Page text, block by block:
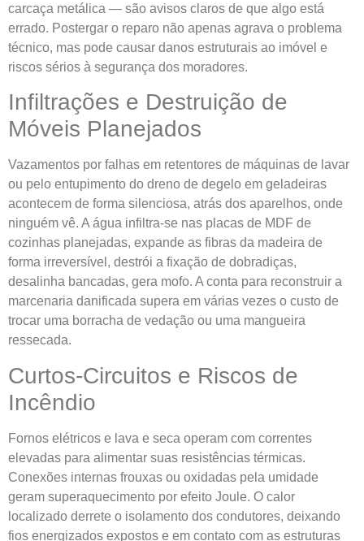
carcaça metálica — são avisos claros de que algo está
errado. Postergar o reparo não apenas agrava o problema
técnico, mas pode causar danos estruturais ao imóvel e
riscos sérios à segurança dos moradores.
Infiltrações e Destruição de
Móveis Planejados
Vazamentos por falhas em retentores de máquinas de lavar
ou pelo entupimento do dreno de degelo em geladeiras
acontecem de forma silenciosa, atrás dos aparelhos, onde
ninguém vê. A água infiltra-se nas placas de MDF de
cozinhas planejadas, expande as fibras da madeira de
forma irreversível, destrói a fixação de dobradiças,
desalinha bancadas, gera mofo. A conta para reconstruir a
marcenaria danificada supera em várias vezes o custo de
trocar uma borracha de vedação ou uma mangueira
ressecada.
Curtos-Circuitos e Riscos de
Incêndio
Fornos elétricos e lava e seca operam com correntes
elevadas para alimentar suas resistências térmicas.
Conexões internas frouxas ou oxidadas pela umidade
geram superaquecimento por efeito Joule. O calor
localizado derrete o isolamento dos condutores, deixando
fios energizados expostos e em contato com as estruturas